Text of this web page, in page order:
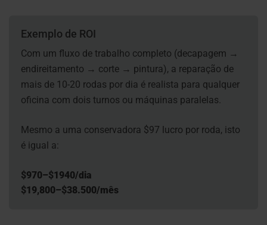
Exemplo de ROI
Com um fluxo de trabalho completo (decapagem →
endireitamento → corte → pintura), a reparação de
mais de 10-20 rodas por dia é realista para qualquer
oficina com dois turnos ou máquinas paralelas.
Mesmo a uma conservadora $97 lucro por roda, isto
é igual a:
$970–$1940/dia
$19,800–$38.500/mês